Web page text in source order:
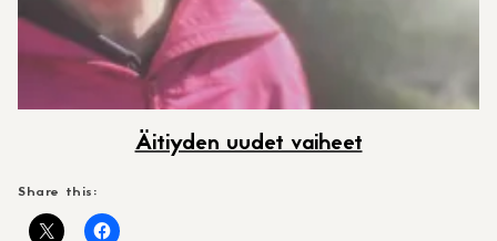
Äitiyden uudet vaiheet
Share this: